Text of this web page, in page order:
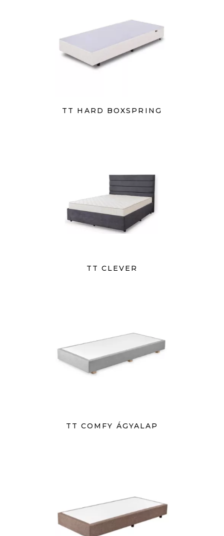
TT HARD BOXSPRING
TT CLEVER
TT COMFY ÁGYALAP